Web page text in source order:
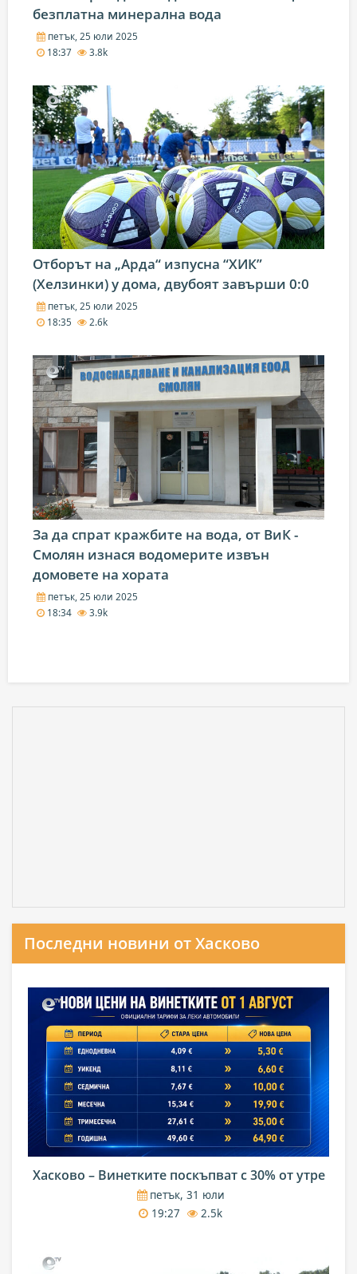
безплатна минерална вода
петък, 25 юли 2025
18:37
3.8k
Отборът на „Арда“ изпусна “ХИК”
(Хелзинки) у дома, двубоят завърши 0:0
петък, 25 юли 2025
18:35
2.6k
За да спрат кражбите на вода, от ВиК -
Смолян изнася водомерите извън
домовете на хората
петък, 25 юли 2025
18:34
3.9k
Последни новини от Хасково
Хасково – Винетките поскъпват с 30% от утре
петък, 31 юли
19:27
2.5k